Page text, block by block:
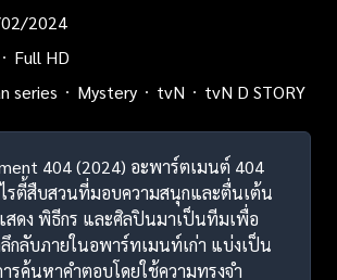
2024
Full HD
series Mystery tvN tvN D STORY
404 (2024) อะพาร์ตเมนต์ 404
ไรตี้สืบสวนที่มอบความสนุกและตื่นเต้น
สดง พิธีกร และศิลปินมาเป็นทีมเพื่อ
กลับภายในอพาร์ทเมนท์เก่า แบ่งเป็น
รค้นหาคำตอบโดยใช้ความทรงจำ